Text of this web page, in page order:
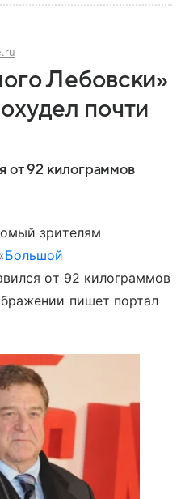
Лебовски»
почти
от 92 килограммов
зрителям
Большой
от 92 килограммов
пишет портал